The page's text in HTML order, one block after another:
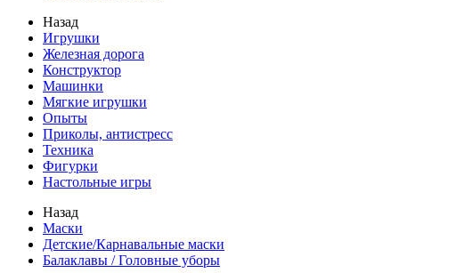
Назад
Игрушки
Железная дорога
Конструктор
Машинки
Мягкие игрушки
Опыты
Приколы, антистресс
Техника
Фигурки
Настольные игры
Назад
Маски
Детские/Карнавальные маски
Балаклавы / Головные уборы